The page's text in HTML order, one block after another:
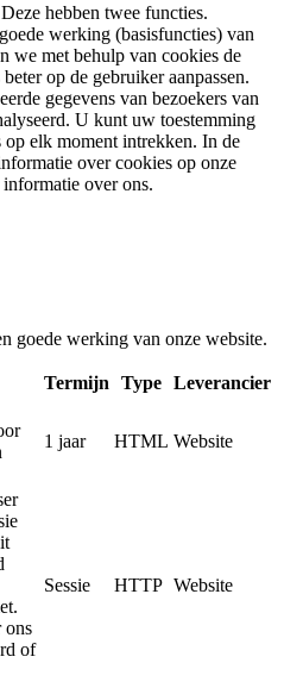
hebben twee functies.
werking (basisfuncties) van
we met behulp van cookies de
op de gebruiker aanpassen.
gegevens van bezoekers van
U kunt uw toestemming
elk moment intrekken. In de
over cookies op onze
over ons.
goede werking van onze website.
Termijn Type Leverancier
1 jaar HTML Website
ons
of
Sessie HTTP Website